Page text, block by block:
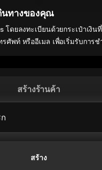
นทางของคุณ
โดยลงทะเบียนด้วยกระเป๋าเงิน
ศัพท์ หรืออีเมล เพื่อเริ่มรับการช
สร้างร้านค้า
สร้าง